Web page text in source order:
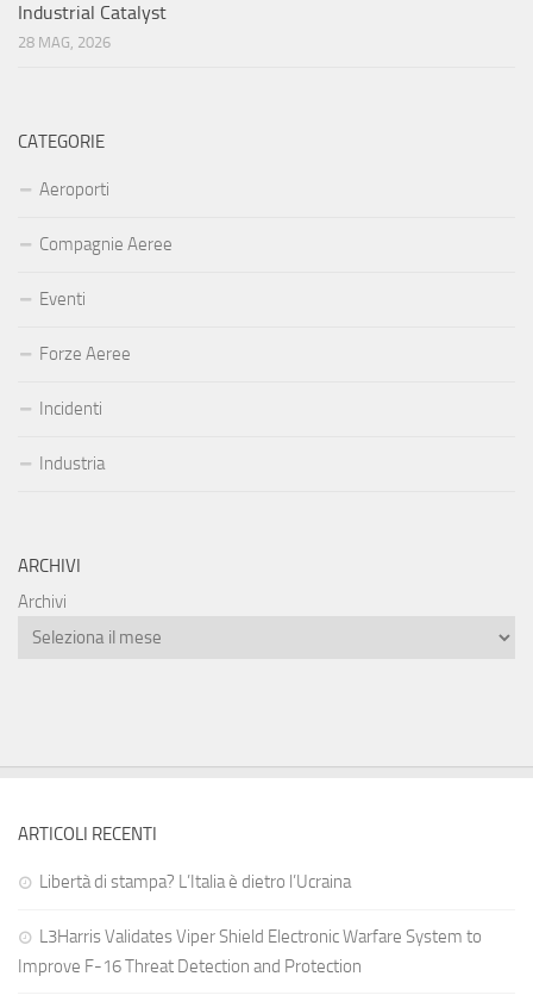
Industrial Catalyst
28 MAG, 2026
CATEGORIE
Aeroporti
Compagnie Aeree
Eventi
Forze Aeree
Incidenti
Industria
ARCHIVI
Archivi
ARTICOLI RECENTI
Libertà di stampa? L’Italia è dietro l’Ucraina
L3Harris Validates Viper Shield Electronic Warfare System to
Improve F-16 Threat Detection and Protection